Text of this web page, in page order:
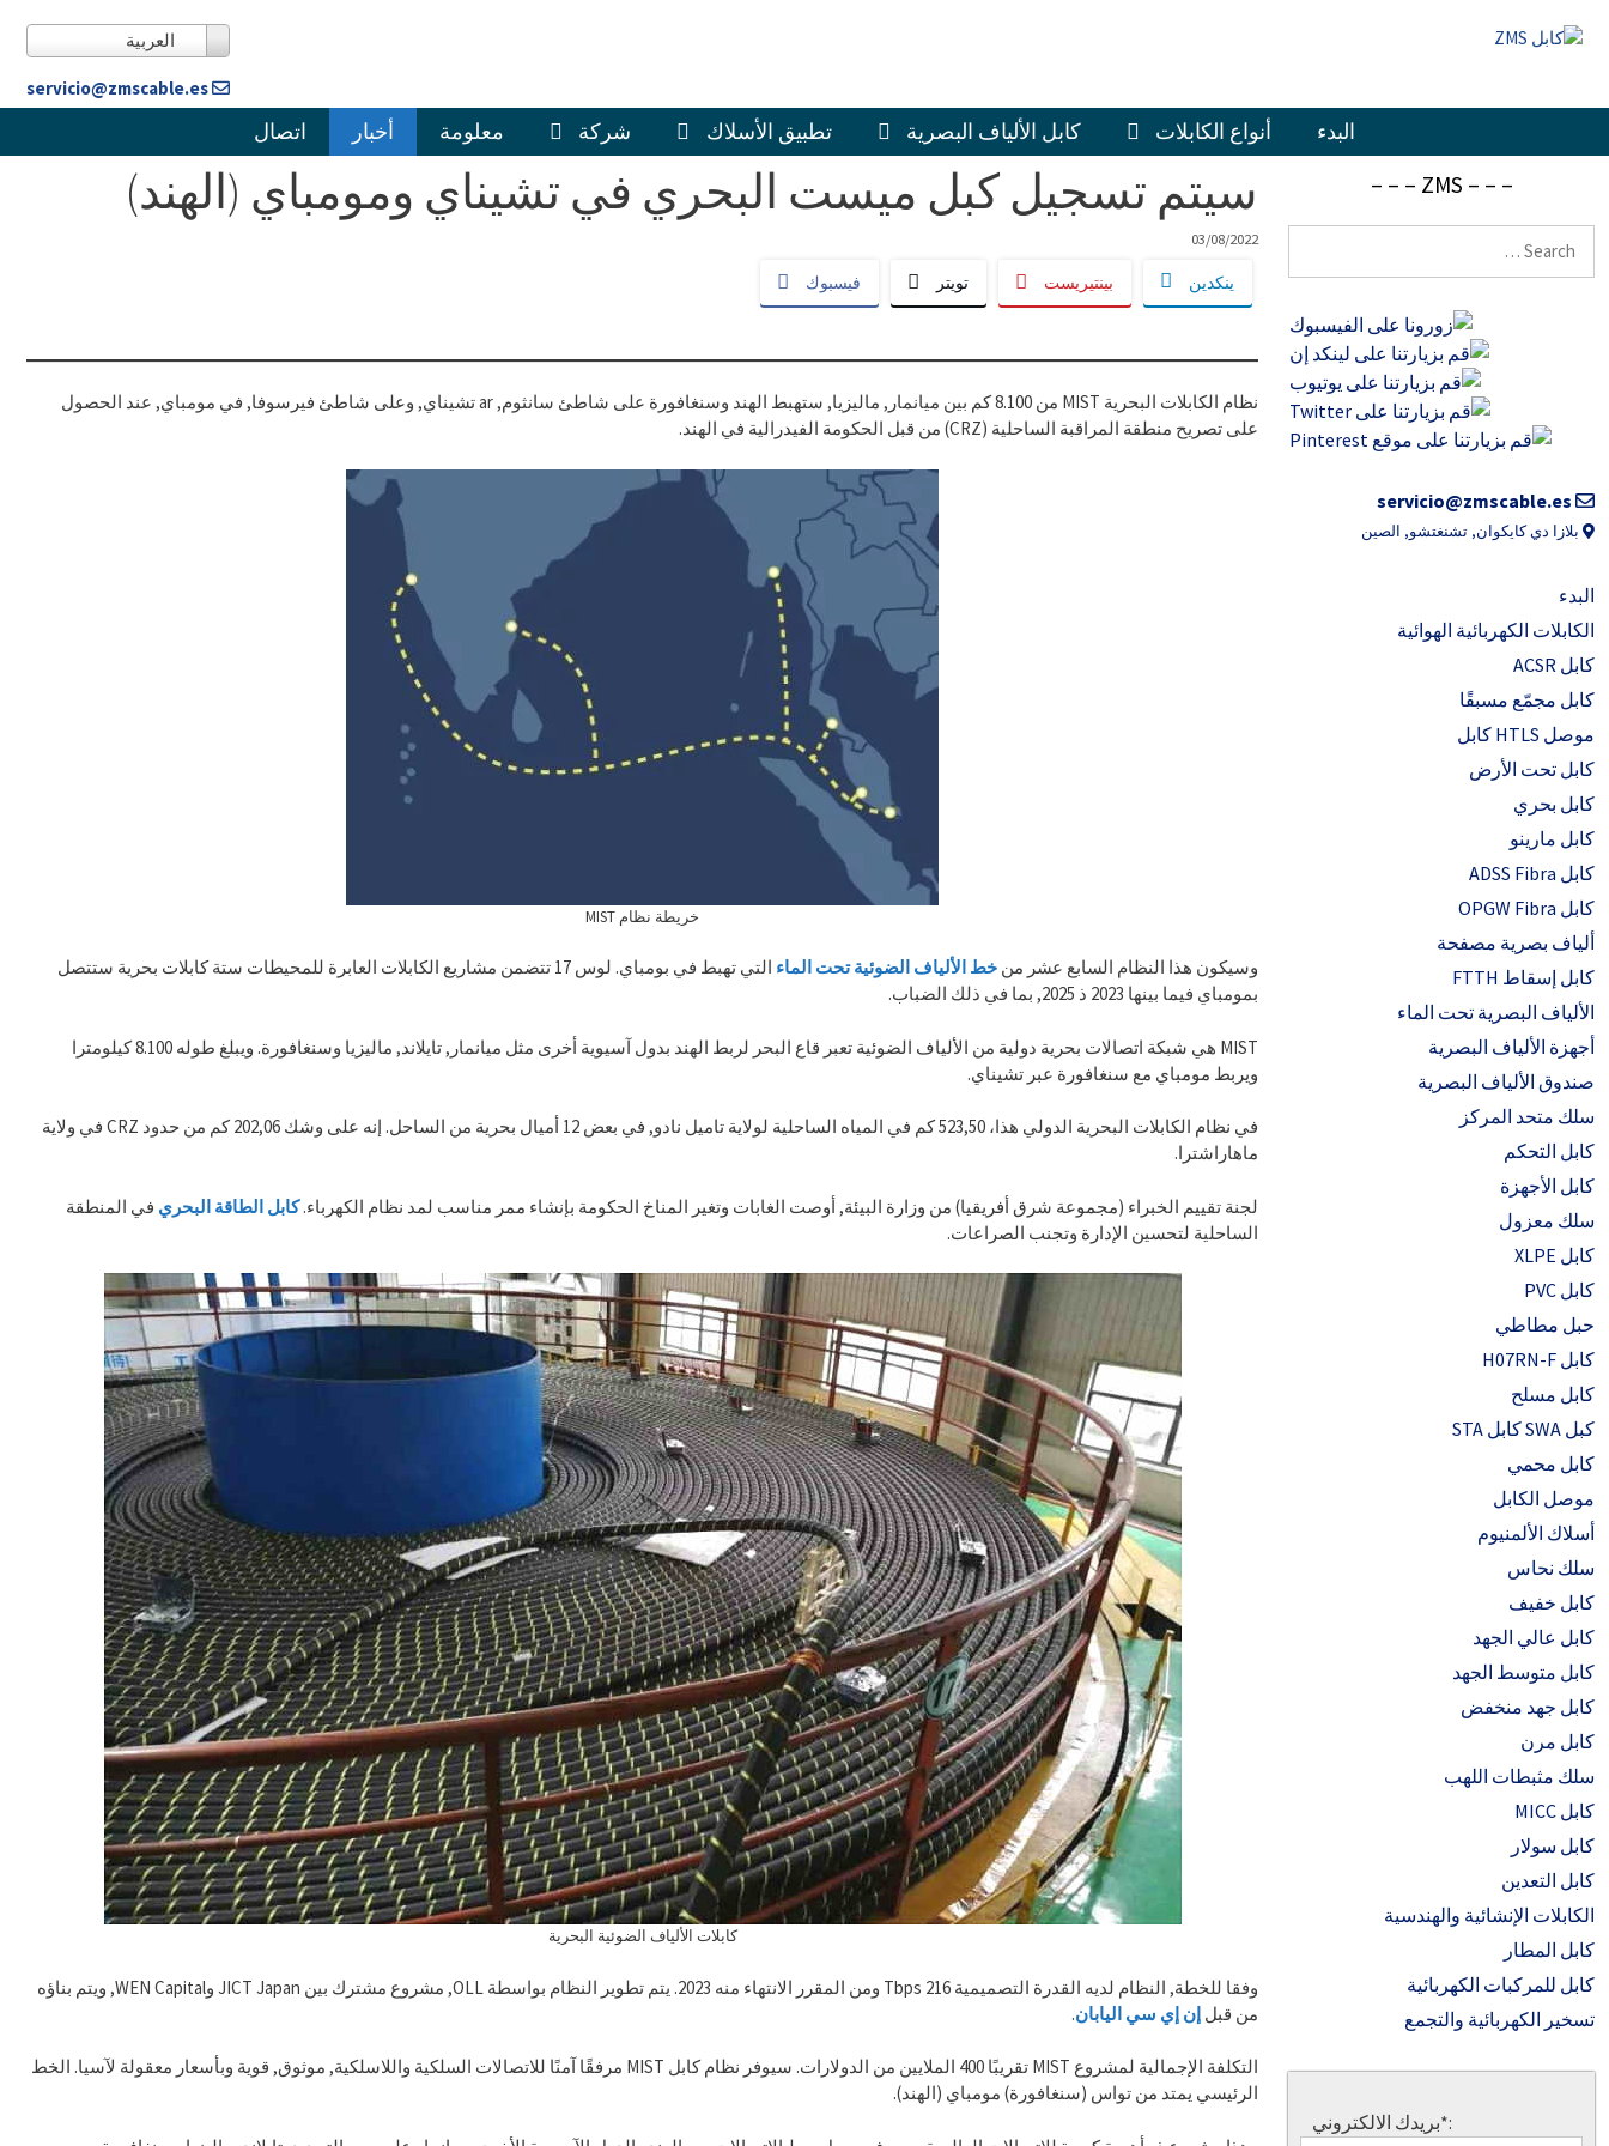
العربية
servicio@zmscable.es
البدء أنواع الكابلات كابل الألياف البصرية تطبيق الأسلاك شركة معلومة أخبار اتصال
سيتم تسجيل كبل ميست البحري في تشيناي ومومباي (الهند)
03/08/2022
فيسبوك تويتر بينتيريست ينكدين
نظام الكابلات البحرية MIST من 8.100 كم بين ميانمار, ماليزيا, ستهبط الهند وسنغافورة على شاطئ سانثوم, ar تشيناي, وعلى شاطئ فيرسوفا, في مومباي, عند الحصول
على تصريح منطقة المراقبة الساحلية (CRZ) من قبل الحكومة الفيدرالية في الهند.
خريطة نظام MIST
وسيكون هذا النظام السابع عشر من خط الألياف الضوئية تحت الماء
التي تهبط في بومباي. لوس 17 تتضمن مشاريع الكابلات العابرة للمحيطات ستة كابلات بحرية ستتصل
بمومباي فيما بينها 2023 ذ 2025, بما في ذلك الضباب.
MIST هي شبكة اتصالات بحرية دولية من الألياف الضوئية تعبر قاع البحر لربط الهند بدول آسيوية أخرى مثل ميانمار, تايلاند, ماليزيا وسنغافورة. ويبلغ طوله 8.100 كيلومترا
ويربط مومباي مع سنغافورة عبر تشيناي.
في نظام الكابلات البحرية الدولي هذا، 523,50 كم في المياه الساحلية لولاية تاميل نادو, في بعض 12 أميال بحرية من الساحل. إنه على وشك 202,06 كم من حدود CRZ في ولاية
ماهاراشترا.
لجنة تقييم الخبراء (مجموعة شرق أفريقيا) من وزارة البيئة, أوصت الغابات وتغير المناخ الحكومة بإنشاء ممر مناسب لمد نظام الكهرباء.كابل الطاقة البحري في المنطقة
الساحلية لتحسين الإدارة وتجنب الصراعات.
كابلات الألياف الضوئية البحرية
وفقا للخطة, النظام لديه القدرة التصميمية 216 Tbps ومن المقرر الانتهاء منه 2023. يتم تطوير النظام بواسطة OLL, مشروع مشترك بين JICT Japan وWEN Capital, ويتم بناؤه
من قبل إن إي سي اليابان.
التكلفة الإجمالية لمشروع MIST تقريبًا 400 الملايين من الدولارات. سيوفر نظام كابل MIST مرفقًا آمنًا للاتصالات السلكية واللاسلكية, موثوق, قوية وبأسعار معقولة لآسيا. الخط
الرئيسي يمتد من تواس (سنغافورة) مومباي (الهند).
– – – ZMS – – –
البحث
servicio@zmscable.es
بلازا دي كايكوان, تشنغتشو, الصين
البدء
الكابلات الكهربائية الهوائية
كابل ACSR
كابل مجمّع مسبقًا
موصل HTLS كابل
كابل تحت الأرض
كابل بحري
كابل مارينو
كابل ADSS Fibra
كابل OPGW Fibra
ألياف بصرية مصفحة
كابل إسقاط FTTH
الألياف البصرية تحت الماء
أجهزة الألياف البصرية
صندوق الألياف البصرية
سلك متحد المركز
كابل التحكم
كابل الأجهزة
سلك معزول
كابل XLPE
كابل PVC
حبل مطاطي
كابل H07RN-F
كابل مسلح
كبل SWA كابل STA
كابل محمي
موصل الكابل
أسلاك الألمنيوم
سلك نحاس
كابل خفيف
كابل عالي الجهد
كابل متوسط ​​الجهد
كابل جهد منخفض
كابل مرن
سلك مثبطات اللهب
كابل MICC
كابل سولار
كابل التعدين
الكابلات الإنشائية والهندسية
كابل المطار
كابل للمركبات الكهربائية
تسخير الكهربائية والتجمع
بريدك الالكتروني*: